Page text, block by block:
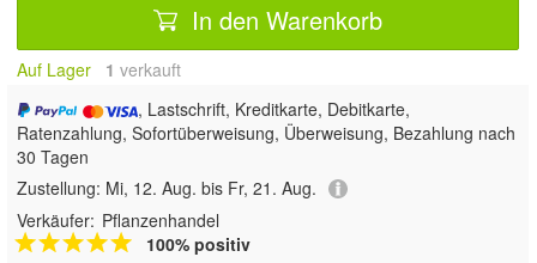
In den Warenkorb
Auf Lager 1 verkauft
, Lastschrift, Kreditkarte, Debitkarte,
Ratenzahlung, Sofortüberweisung, Überweisung, Bezahlung nach
30 Tagen
Zustellung: Mi, 12. Aug. bis Fr, 21. Aug.
Verkäufer: Pflanzenhandel
100% positiv